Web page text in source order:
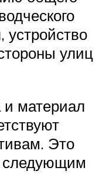
устройство
улиц
и материал
Это
следующим